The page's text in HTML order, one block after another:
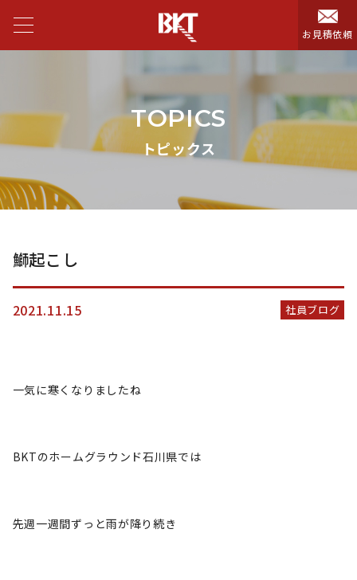
お見積依頼
TOPICS
トピックス
鰤起こし
2021.11.15 社員ブログ
一気に寒くなりましたね
BKTのホームグラウンド石川県では
先週一週間ずっと雨が降り続き